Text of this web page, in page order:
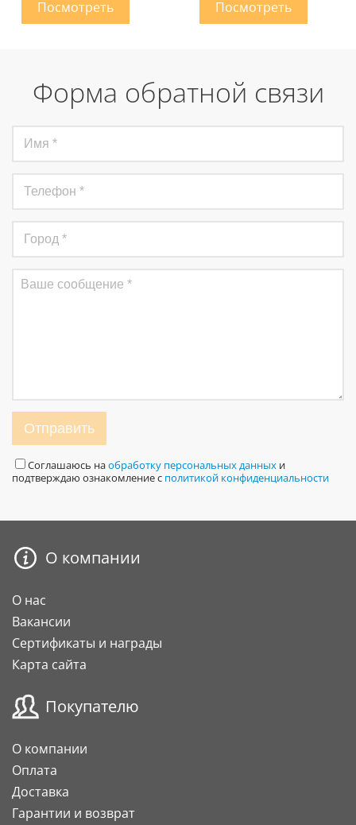
Форма обратной связи
Отправить
Соглашаюсь наобработку персональных данных и
подтверждаю ознакомление с политикой конфиденциальности
О компании
О нас
Вакансии
Сертификаты и награды
Карта сайта
Покупателю
О компании
Оплата
Доставка
Гарантии и возврат